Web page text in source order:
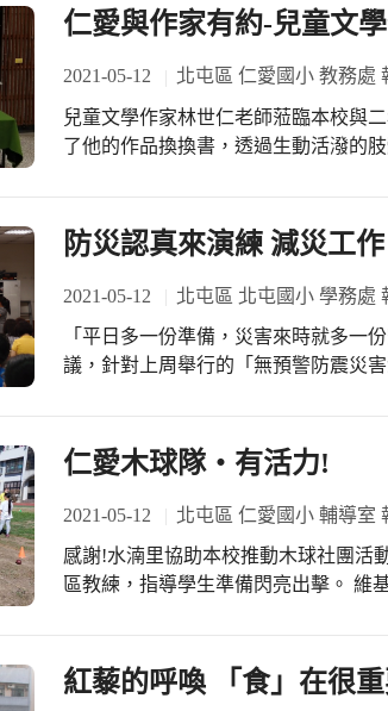
的，內餡香滑順口，他很想吃又捨不
又滿滿幸福感的信件後，文昌的小朋
信的感動、書寫自己的家鄉物產，還
二個活動是ICRT有獎問答活動，由另
Lunchbox英語廣播，是教育部從108
們可以一邊享受美味的午餐，一邊聆
師的中文解說，以及在最後的單字教
聞故事結束之後，都會有個Quiz Time
題。杜品岑同學先邀請5位學生上台後
2030邁向雙語國家的目標上，培養學
定可以收到很好的效果的。 英語日活動影片網址：https://www.youtube.com/watch?
v=zIpFt7bY4_w&t=23s #大甲區文昌國
仁愛與作家有約-兒童文
2021-05-12 北屯區 仁愛國小 教務處
兒童文學作家林世仁老師蒞臨本校與
了他的作品換換書，透過生動活潑的
防災認真來演練 減災工
2021-05-12 北屯區 北屯國小 學務處
「平日多一份準備，災害來時就多一
議，針對上周舉行的「無預警防震災
仁愛木球隊‧有活力!
2021-05-12 北屯區 仁愛國小 輔導室
感謝!水湳里協助本校推動木球社團活動，學生揮汗推
區教練，指導學生準備閃亮出擊。 維
據。而球桿的桿頭設計一樣採用臺灣
遠方…。 每週兩次的木球練習，在學
紅藜的呼喚 「食」在很